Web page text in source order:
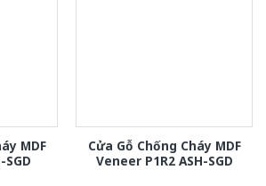
MDF
Cửa Gỗ Chống Cháy MDF
Veneer P1R2 ASH-SGD